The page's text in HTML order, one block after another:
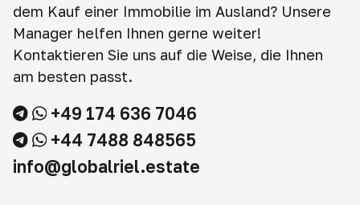
dem Kauf einer Immobilie im Ausland? Unsere
Manager helfen Ihnen gerne weiter!
Kontaktieren Sie uns auf die Weise, die Ihnen
am besten passt.
+49 174 636 7046
+44 7488 848565
info@globalriel.estate